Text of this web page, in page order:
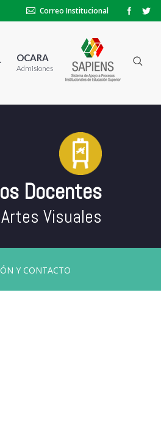
Correo Institucional
OCARA
Admisiones
Docentes
Visuales
Y CONTACTO